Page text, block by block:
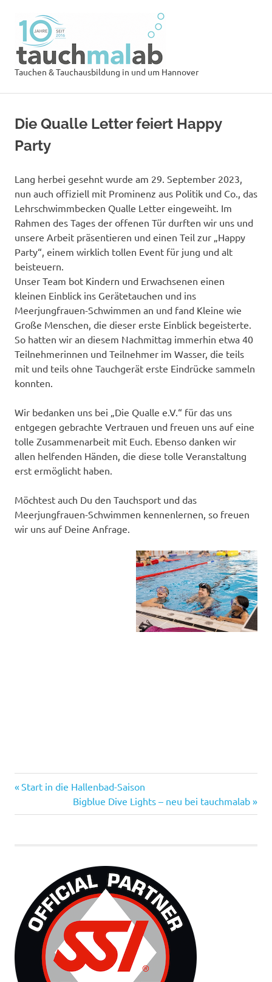
Inhalt
springen
Tauchen & Tauchausbildung in und um Hannover
Die Qualle Letter feiert Happy
Party
Lang herbei gesehnt wurde am 29. September 2023,
nun auch offiziell mit Prominenz aus Politik und Co., das
Lehrschwimmbecken Qualle Letter eingeweiht. Im
Rahmen des Tages der offenen Tür durften wir uns und
unsere Arbeit präsentieren und einen Teil zur „Happy
Party“, einem wirklich tollen Event für jung und alt
beisteuern.
Unser Team bot Kindern und Erwachsenen einen
kleinen Einblick ins Gerätetauchen und ins
Meerjungfrauen-Schwimmen an und fand Kleine wie
Große Menschen, die dieser erste Einblick begeisterte.
So hatten wir an diesem Nachmittag immerhin etwa 40
Teilnehmerinnen und Teilnehmer im Wasser, die teils
mit und teils ohne Tauchgerät erste Eindrücke sammeln
konnten.
Wir bedanken uns bei „Die Qualle e.V.“ für das uns
entgegen gebrachte Vertrauen und freuen uns auf eine
tolle Zusammenarbeit mit Euch. Ebenso danken wir
allen helfenden Händen, die diese tolle Veranstaltung
erst ermöglicht haben.
Möchtest auch Du den Tauchsport und das
Meerjungfrauen-Schwimmen kennenlernen, so freuen
wir uns auf Deine Anfrage.
Freude
Schnuppertauchen
Beitragsnavigation
Vorheriger
Start in die Hallenbad-Saison
Nächster
Beitrag:
Bigblue Dive Lights – neu bei tauchmalab